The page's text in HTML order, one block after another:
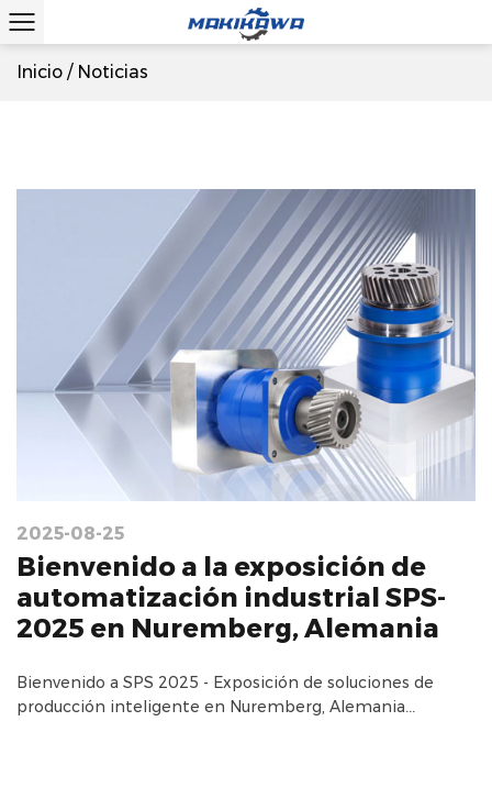
Inicio / Noticias
2025-08-25
Bienvenido a la exposición de
automatización industrial SPS-
2025 en Nuremberg, Alemania
Bienvenido a SPS 2025 - Exposición de soluciones de
producción inteligente en Nuremberg, Alemania...